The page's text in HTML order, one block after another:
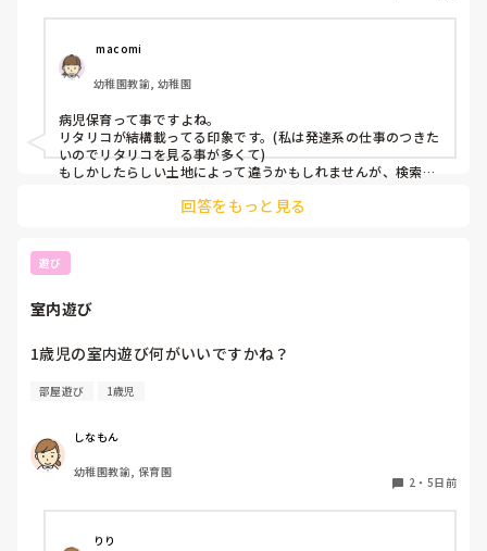
しかし、地方なのかそのような求人が
ほぼなく、ホームページなどもチェック
していますが見つかりません😭
もともと、看護師を目指していたのもあって、、
もちろん医療的なことができないのは
わかっていますが💦
macomi
幼稚園教諭, 幼稚園
病児保育って事ですよね。
リタリコが結構載ってる印象です。(私は発達系の仕事のつきた
いのでリタリコを見る事が多くて)
もしかしたらしい土地によって違うかもしれませんが、検索し
回答をもっと見る
遊び
室内遊び
1歳児の室内遊び何がいいですかね？
部屋遊び 1歳児
しなもん
幼稚園教諭, 保育園
2 ・ 5日前
りり